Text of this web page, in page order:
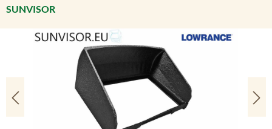
SUNVISOR
Bildergalerie überspringen